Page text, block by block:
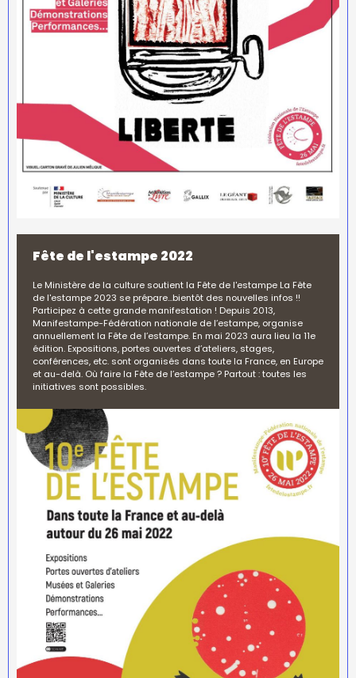
Fête de l'estampe 2022
Le Ministère de la culture soutient la Fête de l'estampe La Fête
de l'estampe 2023 se prépare...bientôt des nouvelles infos !!
Participez à cette grande manifestation ! Depuis 2013,
Manifestampe-Fédération nationale de l’estampe, organise
annuellement la Fête de l’estampe. En mai 2023 aura lieu la 11e
édition. Expositions, portes ouvertes d’ateliers, stages,
conférences, etc. sont organisés dans toute la France, en Europe
et au-delà. Où faire la Fête de l’estampe ? Partout : toutes les
initiatives sont possibles.